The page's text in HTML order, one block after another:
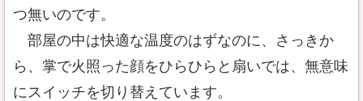
つ無いのです。
部屋の中は快適な温度のはずなのに、さっきか
ら、掌で火照った顔をひらひらと扇いでは、無意味
にスイッチを切り替えています。